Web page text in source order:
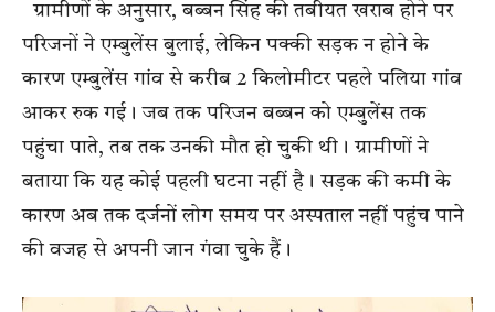
ग्रामीणों के अनुसार, बब्बन सिंह की तबीयत खराब होने पर
परिजनों ने एम्बुलेंस बुलाई, लेकिन पक्की सड़क न होने के
कारण एम्बुलेंस गांव से करीब 2 किलोमीटर पहले पलिया गांव
आकर रुक गई। जब तक परिजन बब्बन को एम्बुलेंस तक
पहुंचा पाते, तब तक उनकी मौत हो चुकी थी। ग्रामीणों ने
बताया कि यह कोई पहली घटना नहीं है। सड़क की कमी के
कारण अब तक दर्जनों लोग समय पर अस्पताल नहीं पहुंच पाने
की वजह से अपनी जान गंवा चुके हैं।